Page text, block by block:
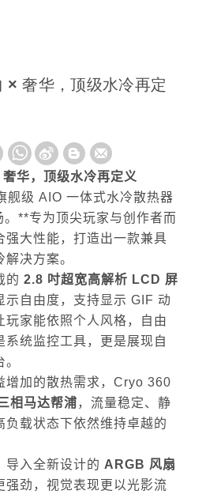
奢华，顶级水冷再定
奢华，顶级水冷再定义
舰级 AIO 一体式水冷散热器
**专为顶尖玩家与创作者而
强大性能，打造出一款兼具
决方案。
的 2.8 吋超宽高解析 LCD 屏
示自由度，支持显示 GIF 动
玩家能依照个人风格，自由
系统监控工具，更是展现自
加的散热需求， Cryo 360
相马达帮浦，流量稳定、静
负载状态下依然维持卓越的
导入全新设计的 ARGB 风扇
强劲，视觉表现更以光影流